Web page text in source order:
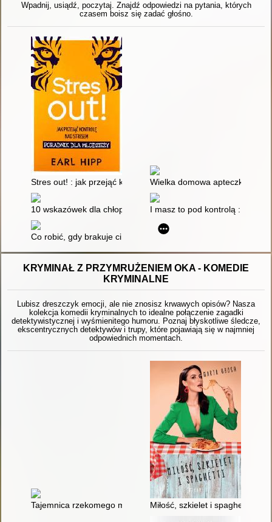
Wpadnij, usiądź, poczytaj. Znajdź odpowiedzi na pytania, których
czasem boisz się zadać głośno.
Stres out! : jak przejąć kontrolę nad stresem : poradnik dla
Wielka domowa apteczka
10 wskazówek dla chłopców na temat dojrzewania,
I masz to pod kontrolą :
Co robić, gdy brakuje ci odwagi? : kultowy poradnik dla
KRYMINAŁ Z PRZYMRUŻENIEM OKA - KOMEDIE
KRYMINALNE
Lubisz dreszczyk emocji, ale nie znosisz krwawych opisów? Nasza
kolekcja komedii kryminalnych to idealne połączenie zagadki
detektywistycznej i wyśmienitego humoru. Poznaj błyskotliwe śledcze,
ekscentrycznych detektywów i trupy, które pojawiają się w najmniej
odpowiednich momentach.
Tajemnica rzekomego małżonkaMiłość, szkielet i spaghetti